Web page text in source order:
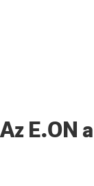
Az E.ON